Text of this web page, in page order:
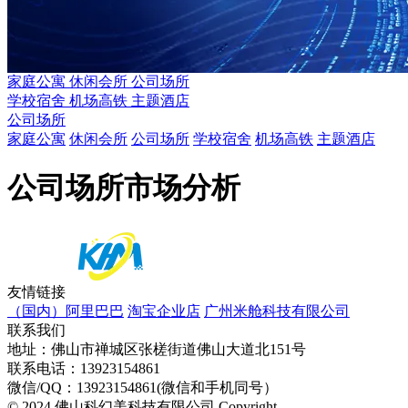
家庭公寓 休闲会所 公司场所
学校宿舍 机场高铁 主题酒店
公司场所
家庭公寓 休闲会所 公司场所 学校宿舍 机场高铁 主题酒店
公司场所市场分析
友情链接
（国内）阿里巴巴 淘宝企业店 广州米舱科技有限公司
联系我们
地址：佛山市禅城区张槎街道佛山大道北151号
联系电话：13923154861
微信/QQ：13923154861(微信和手机同号）